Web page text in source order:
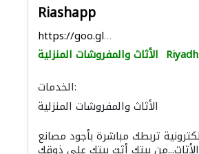
Riashapp
https://goo.gl/maps/xYjX1AgajUqnCwPH6
الأثاث والمفروشات المنزلية Riyadh
الخدمات:
الأثاث والمفروشات المنزلية
تربطك مباشرة بأجود مصانع